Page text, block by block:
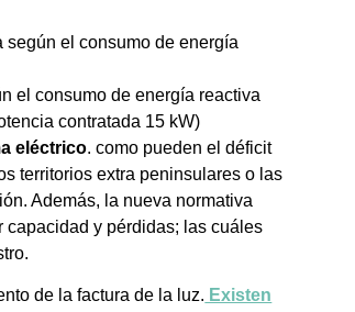
según el consumo de energía
el consumo de energía reactiva
contratada 15 kW)
eléctrico. como pueden el déficit
territorios extra peninsulares o las
Además, la nueva normativa
capacidad y pérdidas; las cuáles
de la factura de la luz. Existen